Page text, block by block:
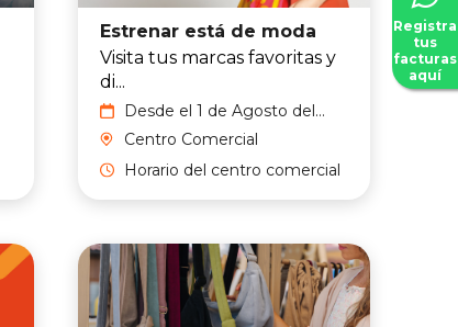
Estrenar está de moda
Visita tus marcas favoritas y
di...
Desde el 1 de Agosto del
2026 hasta el 31 de Agosto
del 2026
Centro Comercial
Horario del centro comercial
Registra
tus
facturas
aquí